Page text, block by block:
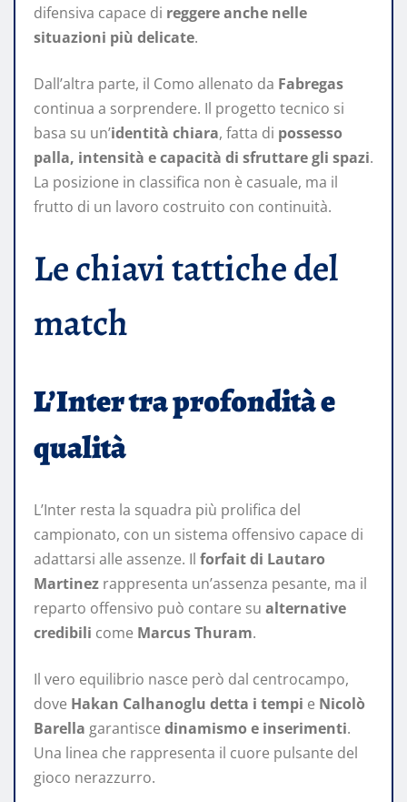
difensiva capace di reggere anche nelle
situazioni più delicate.
Dall’altra parte, il Como allenato da Fabregas
continua a sorprendere. Il progetto tecnico si
basa su un’identità chiara, fatta di possesso
palla, intensità e capacità di sfruttare gli spazi.
La posizione in classifica non è casuale, ma il
frutto di un lavoro costruito con continuità.
Le chiavi tattiche del
match
L’Inter tra profondità e
qualità
L’Inter resta la squadra più prolifica del
campionato, con un sistema offensivo capace di
adattarsi alle assenze. Il forfait di Lautaro
Martinez rappresenta un’assenza pesante, ma il
reparto offensivo può contare su alternative
credibili come Marcus Thuram.
Il vero equilibrio nasce però dal centrocampo,
dove Hakan Calhanoglu detta i tempi e Nicolò
Barella garantisce dinamismo e inserimenti.
Una linea che rappresenta il cuore pulsante del
gioco nerazzurro.